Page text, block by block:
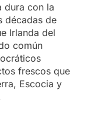
dura con la
décadas de
Irlanda del
común
frescos que
Escocia y